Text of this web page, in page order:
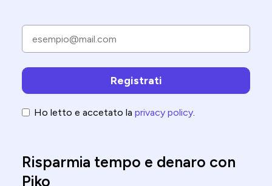
Ho letto e accetato la privacy policy.
Risparmia tempo e denaro con
Piko